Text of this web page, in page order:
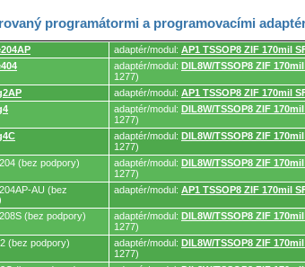
programátormi a programovacími
modulmi.
adaptér/modul: AP1 TSSOP8 ZIF 170mil
adaptér/modul: DIL8W/TSSOP8 ZIF
1277)
adaptér/modul: AP1 TSSOP8 ZIF 170mil
adaptér/modul: DIL8W/TSSOP8 ZIF
1277)
adaptér/modul: DIL8W/TSSOP8 ZIF
1277)
(bez podpory)
adaptér/modul: DIL8W/TSSOP8 ZIF
1277)
AU (bez
adaptér/modul: AP1 TSSOP8 ZIF 170mil
(bez podpory) adaptér/modul: DIL8W/TSSOP8 ZIF
1277)
(bez podpory)
adaptér/modul: DIL8W/TSSOP8 ZIF
1277)